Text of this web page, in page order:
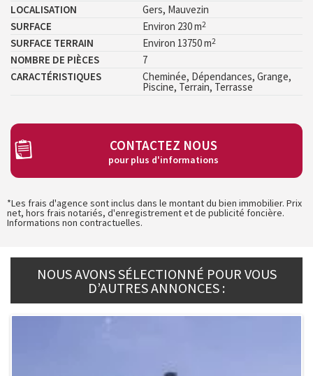
LOCALISATION
Gers, Mauvezin
SURFACE
Environ 230 m2
SURFACE TERRAIN Environ 13750 m2
NOMBRE DE PIÈCES
7
CARACTÉRISTIQUES
Cheminée, Dépendances, Grange,
Piscine, Terrain, Terrasse
CONTACTEZ NOUS
pour plus d'informations
*Les frais d'agence sont inclus dans le montant du bien immobilier. Prix
net, hors frais notariés, d'enregistrement et de publicité foncière.
Informations non contractuelles.
NOUS AVONS SÉLECTIONNÉ POUR VOUS
D’AUTRES ANNONCES :